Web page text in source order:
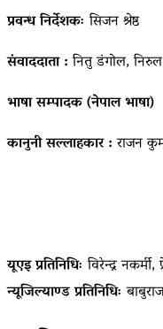
प्रवन्ध निर्देशकःसिजन श्रेष्ठ
संवाददाता :नितु डंगोल,
भाषा सम्पादक (नेपाल
कानुनी सल्लाहकार :राजन
यूएइ प्रतिनिधिः विरेन्द्र
न्यूजिल्याण्ड प्रतिनिधिः